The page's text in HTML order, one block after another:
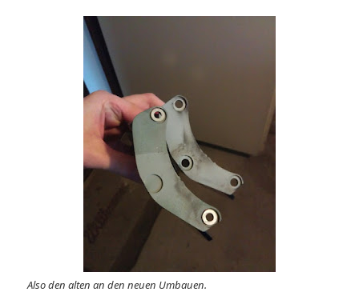
Also den alten an den neuen Umbauen.